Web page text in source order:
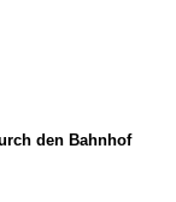
den Bahnhof